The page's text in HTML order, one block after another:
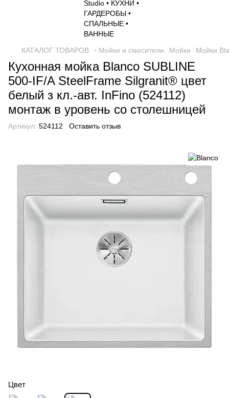
КАТАЛОГ ТОВАРОВ ◦ Мойки и смесители Мойки Мойки
Кухонная мойка Blanco SUBLINE
500-IF/A SteelFrame Silgranit® цвет
белый з кл.-авт. InFino (524112)
монтаж в уровень со столешницей
Артикул: 524112 Оставить отзыв
Цвет